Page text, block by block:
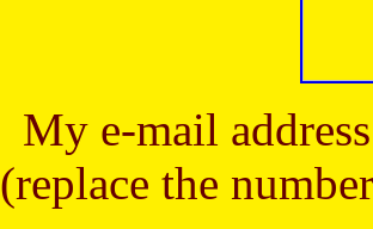
My e-mail
(replace the